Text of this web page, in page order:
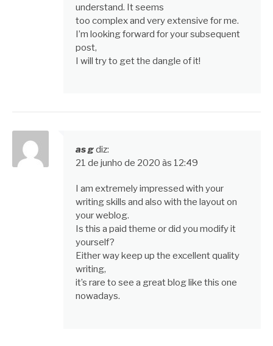
understand. It seems
too complex and very extensive for me.
I’m looking forward for your subsequent
post,
I will try to get the dangle of it!
as gdiz:
21 de junho de 2020 às 12:49
I am extremely impressed with your
writing skills and also with the layout on
your weblog.
Is this a paid theme or did you modify it
yourself?
Either way keep up the excellent quality
writing,
it’s rare to see a great blog like this one
nowadays.